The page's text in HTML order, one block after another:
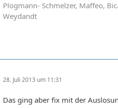
Plogmann- Schmelzer, Maffeo,
Weydandt
28. Juli 2013 um 11:31
Das ging aber fix mit der